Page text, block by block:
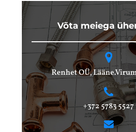
Võta meiega
Renhet OÜ,
+372 5783 5527